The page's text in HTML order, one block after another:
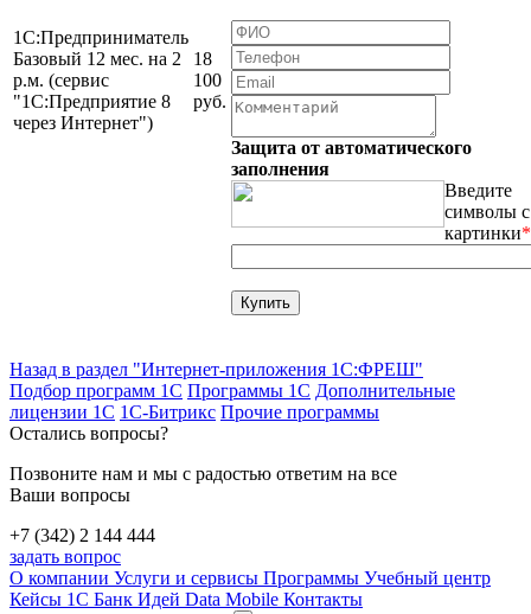
1С:Предприниматель
Базовый 12 мес. на 2
р.м. (сервис
"1С:Предприятие 8
через Интернет")
18
100
руб.
Защита от автоматического
заполнения
Введите
символы с
картинки*
Назад в раздел "Интернет-приложения 1С:ФРЕШ"
Подбор программ 1С Программы 1С Дополнительные
лицензии 1С 1С-Битрикс Прочие программы
Остались вопросы?
Позвоните нам и мы с радостью ответим на все
Ваши вопросы
+7 (342) 2 144 444
задать вопрос
О компании Услуги и сервисы Программы Учебный центр
Кейсы 1С Банк Идей Data Mobile Контакты